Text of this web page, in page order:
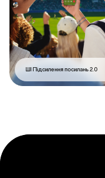
ШІ Підсилення посилань 2.0